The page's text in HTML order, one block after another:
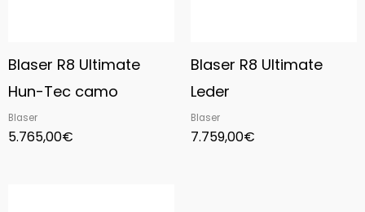
Blaser R8 Ultimate
Hun-Tec camo
Blaser
5.765,00€
Blaser R8 Ultimate
Leder
Blaser
7.759,00€